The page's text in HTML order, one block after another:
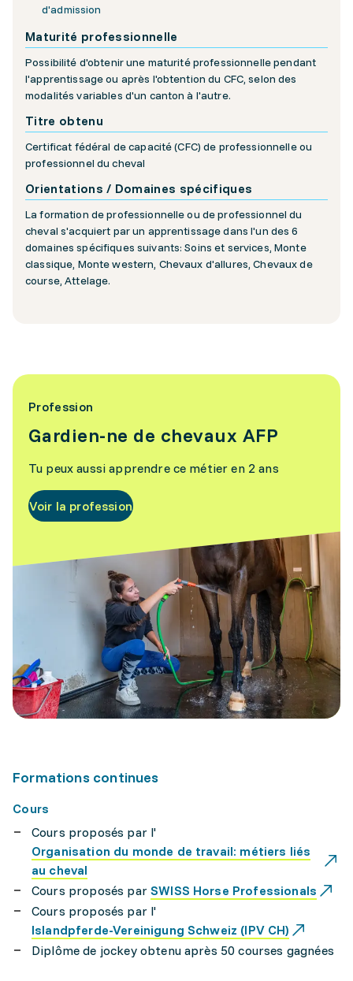
d'admission
Maturité professionnelle
Possibilité d'obtenir une maturité professionnelle pendant
l'apprentissage ou après l'obtention du CFC, selon des
modalités variables d'un canton à l'autre.
Titre obtenu
Certificat fédéral de capacité (CFC) de professionnelle ou
professionnel du cheval
Orientations / Domaines spécifiques
La formation de professionnelle ou de professionnel du
cheval s'acquiert par un apprentissage dans l'un des 6
domaines spécifiques suivants: Soins et services, Monte
classique, Monte western, Chevaux d'allures, Chevaux de
course, Attelage.
Profession
Gardien-ne de chevaux AFP
Tu peux aussi apprendre ce métier en 2 ans
Voir la profession
Formations continues
Cours
Cours proposés par l'
Organisation du monde de travail: métiers liés
au cheval
Cours proposés parSWISS Horse Professionals
Cours proposés par l'
Islandpferde-Vereinigung Schweiz (IPV CH)
Diplôme de jockey obtenu après 50 courses gagnées